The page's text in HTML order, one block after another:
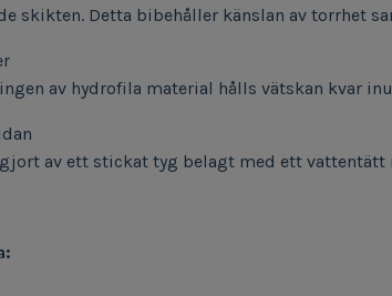
skikten. Detta bibehåller känslan av torrhet
av hydrofila material hålls vätskan kvar
av ett stickat tyg belagt med ett